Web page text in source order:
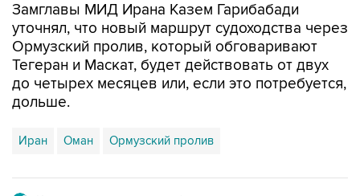
Замглавы МИД Ирана Казем Гарибабади
уточнял, что новый маршрут судоходства через
Ормузский пролив, который обговаривают
Тегеран и Маскат, будет действовать от двух
до четырех месяцев или, если это потребуется,
дольше.
Иран Оман Ормузский пролив